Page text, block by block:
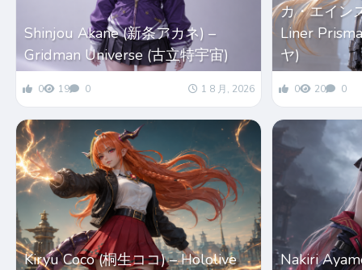
Shinjou Akane (新条アカネ) –
Gridman Universe (古立特宇宙)
0 19 0 1 8 月, 2026
カ・エイン
Liner
ヤ)
0 20 0
Kiryu Coco (桐生ココ) – Hololive
Nakiri